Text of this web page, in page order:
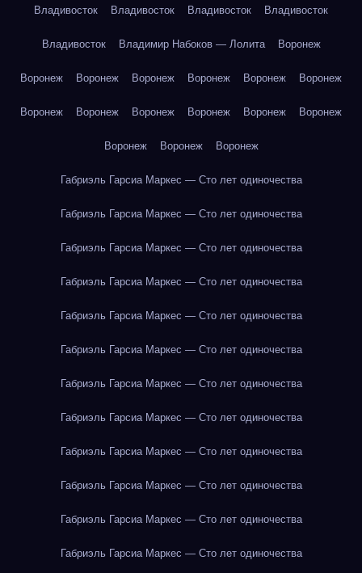
Владивосток Владивосток Владивосток Владивосток
Владивосток Владимир Набоков — Лолита Воронеж
Воронеж Воронеж Воронеж Воронеж Воронеж Воронеж
Воронеж Воронеж Воронеж Воронеж Воронеж Воронеж
Воронеж Воронеж Воронеж
Габриэль Гарсиа Маркес — Сто лет одиночества
Габриэль Гарсиа Маркес — Сто лет одиночества
Габриэль Гарсиа Маркес — Сто лет одиночества
Габриэль Гарсиа Маркес — Сто лет одиночества
Габриэль Гарсиа Маркес — Сто лет одиночества
Габриэль Гарсиа Маркес — Сто лет одиночества
Габриэль Гарсиа Маркес — Сто лет одиночества
Габриэль Гарсиа Маркес — Сто лет одиночества
Габриэль Гарсиа Маркес — Сто лет одиночества
Габриэль Гарсиа Маркес — Сто лет одиночества
Габриэль Гарсиа Маркес — Сто лет одиночества
Габриэль Гарсиа Маркес — Сто лет одиночества